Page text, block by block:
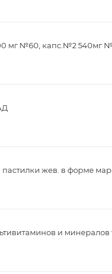
мг №60, капс.№2 540мг
жев. в форме
и